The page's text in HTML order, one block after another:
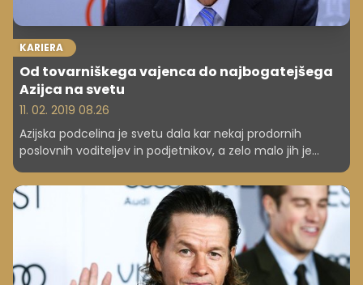
KARIERA
Od tovarniškega vajenca do najbogatejšega
Azijca na svetu
11. 02. 2019 08.26
Azijska podcelina je svetu dala kar nekaj prodornih
poslovnih voditeljev in podjetnikov, a zelo malo jih je
začelo na dnu, v hudi revščini, iz katere so se prek
nešteto ovir dvignili med navplivnejše podjetnike na
svetu. Eden takih vizionarjev in vodij je Li Ka Šing. Brez
močnega finančnega ozadja in ustrezne izobrazbe mu je
uspelo postati eden od vodilnih gospodarstvenikov na